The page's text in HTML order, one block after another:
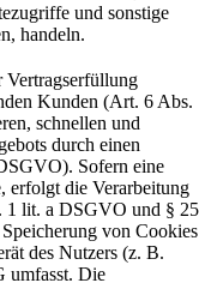
und sonstige
handeln.
Vertragserfüllung
Kunden (Art. 6 Abs.
schnellen und
durch einen
Sofern eine
erfolgt die Verarbeitung
1 lit. a DSGVO und § 25
von Cookies
des Nutzers (z. B.
umfasst. Die